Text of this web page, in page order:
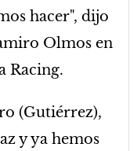
hacer", dijo
Olmos en
Racing.
(Gutiérrez),
y ya hemos